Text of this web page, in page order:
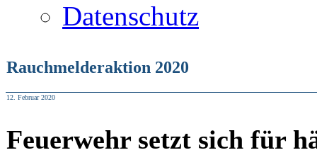
Datenschutz
Rauchmelderaktion 2020
12. Februar 2020
Feuerwehr setzt sich für